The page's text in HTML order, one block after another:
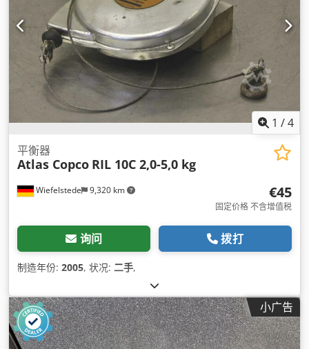
1 /4
Wiefelstede 9,320 km
平衡器
Atlas Copco RIL 10C 2,0-5,0 kg
€45
固定价格 不含增值税
询问 拨打
制造年份: 2005, 状况: 二手,
小广告